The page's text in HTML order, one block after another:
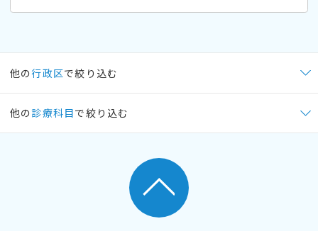
他の行政区で絞り込む
他の 診療科目で絞り込む